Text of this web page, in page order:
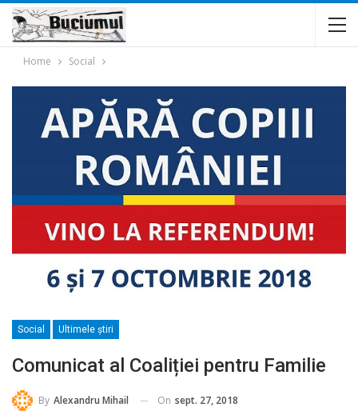
Home Social
Social Ultimele ştiri
Comunicat al Coaliției pentru Familie
By Alexandru Mihail On sept. 27, 2018